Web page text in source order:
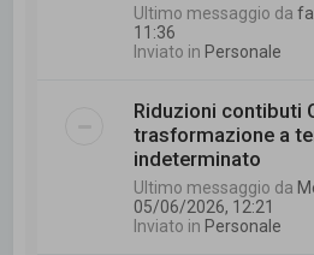
Ultimo messaggio da
11:36
Inviato in Personale
Riduzioni contibuti
trasformazione a
indeterminato
Ultimo messaggio da
05/06/2026, 12:21
Inviato in Personale